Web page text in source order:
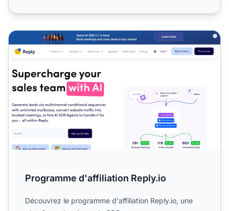
Programme d'affiliation Reply.io
Programme d'affiliation Reply.io
Découvrez le programme d'affiliation Reply.io, une